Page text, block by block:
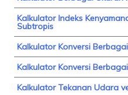
Kalkulator Indeks
Subtropis
Kalkulator Konversi
Kalkulator Konversi
Kalkulator Tekanan Udara